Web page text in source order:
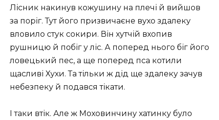
Лісник накинув кожушину на плечі й вийшов
за поріг. Тут його призвичаєне вухо здалеку
вловило стук сокири. Він хутчій вхопив
рушницю й побіг у ліс. А поперед нього біг його
ловецький пес, а ще поперед пса котили
щасливі Хухи. Та тільки ж дід ще здалеку зачув
небезпеку й подався тікати.
І таки втік. Але ж Моховинчину хатинку було